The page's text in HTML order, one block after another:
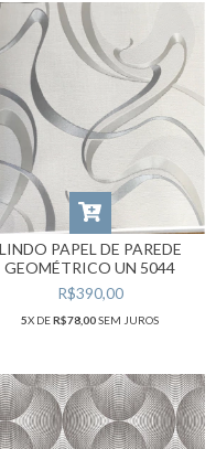
LINDO PAPEL DE PAREDE
GEOMÉTRICO UN 5044
R$390,00
5X DER$78,00SEM JUROS